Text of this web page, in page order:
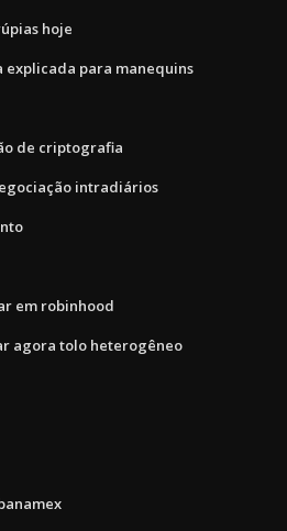
hoje
para manequins
de criptografia
intradiários
em robinhood
agora tolo heterogêneo